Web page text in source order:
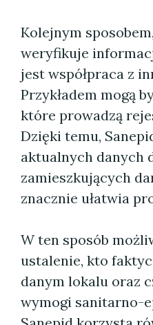
Kolejnym
weryfikuje
jest współpraca z
Przykładem mogą
które prowadzą
Dzięki temu,
aktualnych danych
zamieszkujących
znacznie ułatwia
W ten sposób
ustalenie, kto
danym lokalu oraz
wymogi sanitarno-